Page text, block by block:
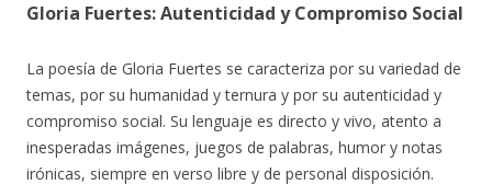
Gloria Fuertes: Autenticidad y Compromiso Social
La poesía de Gloria Fuertes se caracteriza por su variedad de
temas, por su humanidad y ternura y por su autenticidad y
compromiso social. Su lenguaje es directo y vivo, atento a
inesperadas imágenes, juegos de palabras, humor y notas
irónicas, siempre en verso libre y de personal disposición.